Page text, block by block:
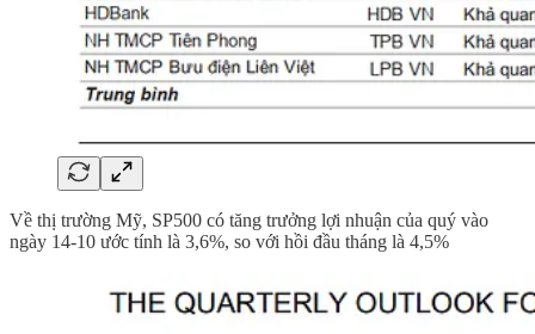
Về thị trường Mỹ, SP500 có tăng trưởng lợi nhuận của quý vào
ngày 14-10 ước tính là 3,6%, so với hồi đầu tháng là 4,5%